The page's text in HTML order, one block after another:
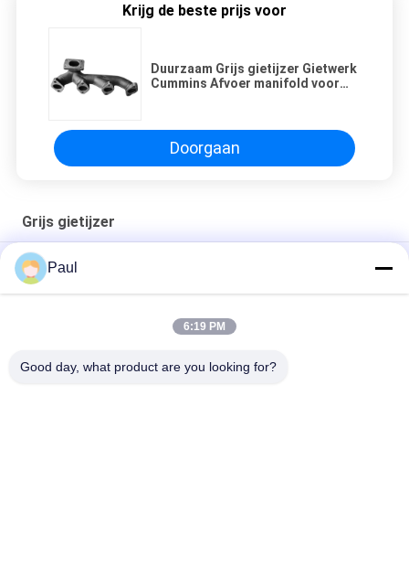
Krijg de beste prijs voor
Duurzaam Grijs gietijzer Gietwerk
Cummins Afvoer manifold voor
Doorgaan
Grijs gietijzer
EN-GJL-300 Grijzige gietsand motor einddek
Gietijzeren zandgietonderdelen voor industriële machines
Opleggeronderstel Onderdelen Bladveer Voor Achter
Paul
6:19 PM
Good day, what product are you looking for?